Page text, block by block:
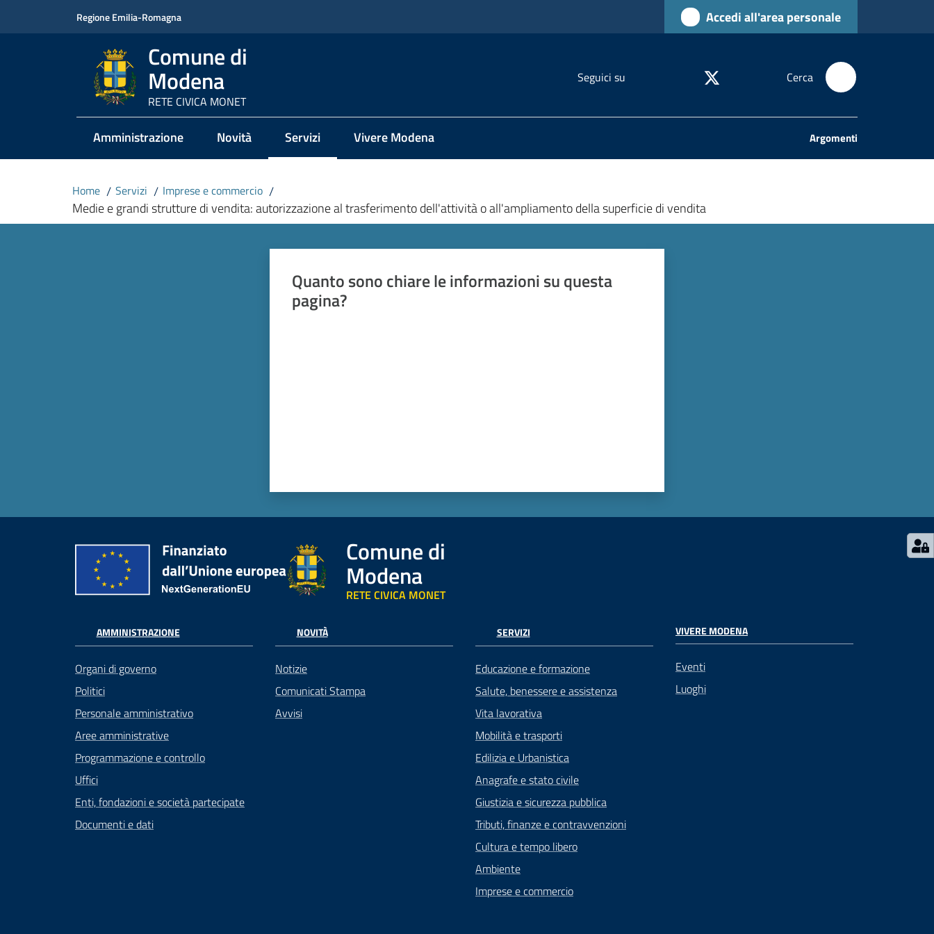
Regione Emilia-Romagna Accedi all'area personale
Comune di
Modena
RETE CIVICA MONET
Seguici su Cerca
Amministrazione Novità Servizi
Menu selezionatoVivere Modena Argomenti
Home / Servizi / Imprese e commercio /
Medie e grandi strutture di vendita: autorizzazione al trasferimento dell'attività o all'ampliamento della superficie di vendita
Quanto sono chiare le informazioni su questa
pagina?
Comune di
Modena
RETE CIVICA MONET
AMMINISTRAZIONE
Organi di governo
Politici
Personale amministrativo
Aree amministrative
Programmazione e controllo
Uffici
Enti, fondazioni e società partecipate
Documenti e dati
NOVITÀ
Notizie
Comunicati Stampa
Avvisi
SERVIZI
Educazione e formazione
Salute, benessere e assistenza
Vita lavorativa
Mobilità e trasporti
Edilizia e Urbanistica
Anagrafe e stato civile
Giustizia e sicurezza pubblica
Tributi, finanze e contravvenzioni
Cultura e tempo libero
Ambiente
Imprese e commercio
VIVERE MODENA
Eventi
Luoghi